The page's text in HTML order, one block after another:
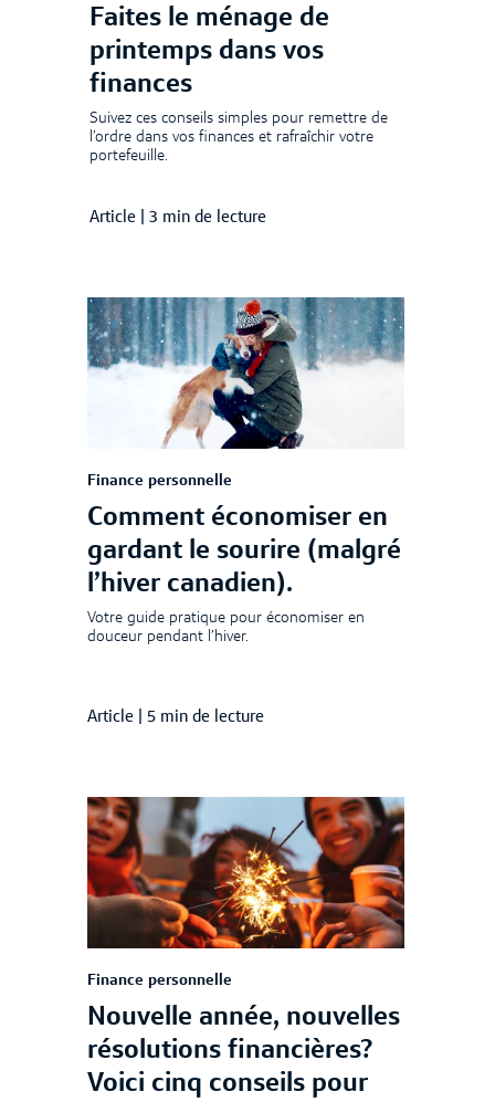
Faites le ménage de
printemps dans vos
finances
Suivez ces conseils simples pour remettre de
l’ordre dans vos finances et rafraîchir votre
portefeuille.
Article 3 min de lecture
Finance personnelle
Comment économiser en
gardant le sourire (malgré
l’hiver canadien).
Votre guide pratique pour économiser en
douceur pendant l’hiver.
Article 5 min de lecture
Finance personnelle
Nouvelle année, nouvelles
résolutions financières?
Voici cinq conseils pour